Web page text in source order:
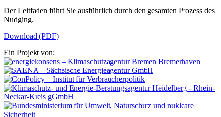
Der Leitfaden führt Sie ausführlich durch den gesamten Prozess des
Nudging.
Download (PDF)
Ein Projekt von: